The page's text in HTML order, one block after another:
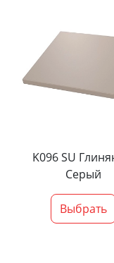
K096 SU
Серый
Выбрать